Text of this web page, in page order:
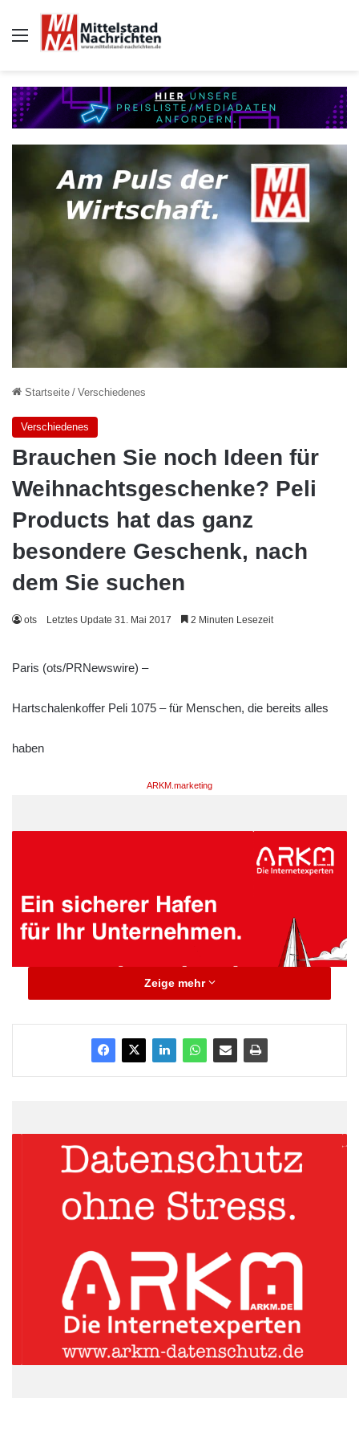
Auswahl
Startseite / Verschiedenes
Verschiedenes
Brauchen Sie noch Ideen für
Weihnachtsgeschenke? Peli
Products hat das ganz
besondere Geschenk, nach
dem Sie suchen
ots Letztes Update 31. Mai 2017 2 Minuten Lesezeit
Paris (ots/PRNewswire) –
Hartschalenkoffer Peli 1075 – für Menschen, die bereits alles
haben
ARKM.marketing
Die Weihnachtszeit rückt näher, und Ideen für das ganz
besondere Weihnachtsgeschenk sind hoch im Kurs. Was
schenkt man dem lieben Menschen, der schon alles hat? Er
oder sie hat bereits ein Notebook den neuesten Tablet-
Computer, und Ihnen fällt partout kein originelles
Weihnachtsgeschenke-Albtraum ist vorbei, denn nun müssen
Sie nicht weiter suchen.
Klicken Sie hier für die deutsche Version der Pressemitteilung:
http://multivu.prnewswire.com/mnr/prne/peli/52152
Zeige mehr